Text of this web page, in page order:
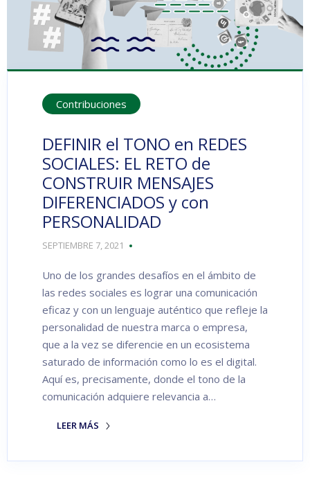
Contribuciones
DEFINIR el TONO en REDES
SOCIALES: EL RETO de
CONSTRUIR MENSAJES
DIFERENCIADOS y con
PERSONALIDAD
SEPTIEMBRE 7, 2021
Uno de los grandes desafíos en el ámbito de
las redes sociales es lograr una comunicación
eficaz y con un lenguaje auténtico que refleje la
personalidad de nuestra marca o empresa,
que a la vez se diferencie en un ecosistema
saturado de información como lo es el digital.
Aquí es, precisamente, donde el tono de la
comunicación adquiere relevancia a…
LEER MÁS